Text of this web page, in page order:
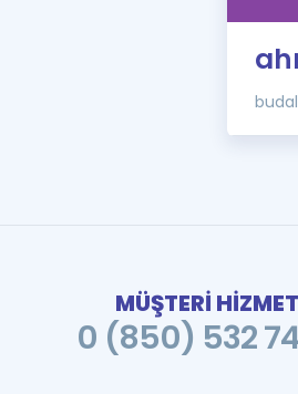
MÜŞTERİ
0 (850) 532